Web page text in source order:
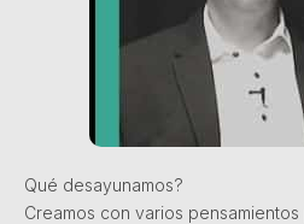
Qué desayunamos?
Creamos con varios